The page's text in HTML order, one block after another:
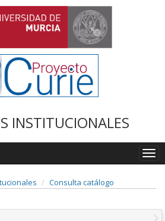
INSTITUCIONALES
Consulta catálogo